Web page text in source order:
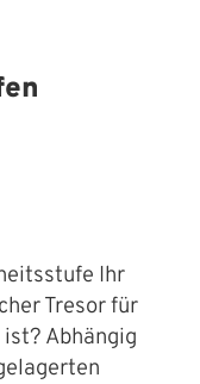
Ihr
Tresor für
Abhängig